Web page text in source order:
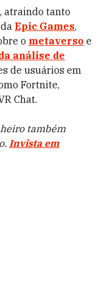
atraindo tanto
Epic Games,
o metaverso e
análise de
de usuários em
Fortnite,
Chat.
também
Invista em